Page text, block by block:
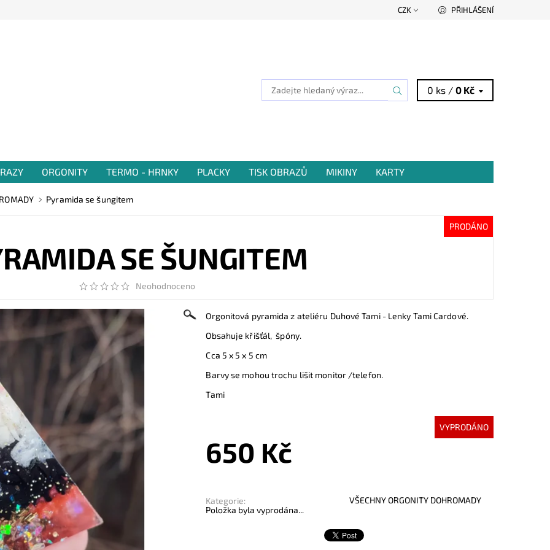
CZK PŘIHLÁŠENÍ
0 ks /0 Kč
ORGONITY TERMO - HRNKY PLACKY TISK OBRAZŮ MIKINY KARTY
Pyramida se šungitem
PRODÁNO
SE ŠUNGITEM
Neohodnoceno
Orgonitová pyramida z ateliéru Duhové Tami - Lenky Tami Cardové.
Obsahuje křišťál, špóny.
Cca 5 x 5 x 5 cm
Barvy se mohou trochu lišit monitor /telefon.
Tami
VYPRODÁNO
650 Kč
Kategorie:
VŠECHNY ORGONITY DOHROMADY
Položka byla vyprodána...